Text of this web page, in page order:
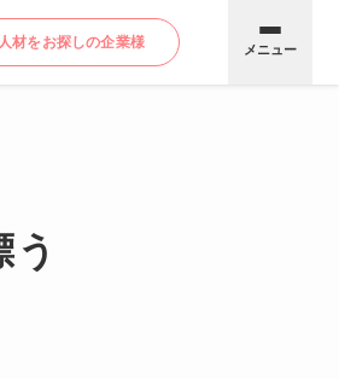
人材をお探しの企業様 メニュー